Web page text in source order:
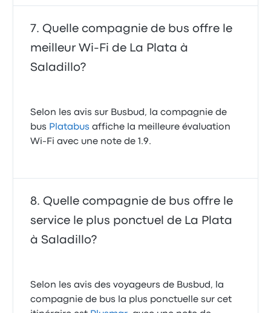
Quelle compagnie de bus offre le
meilleur Wi-Fi de La Plata à
Saladillo?
Selon les avis sur Busbud, la compagnie de
bus Platabus affiche la meilleure évaluation
Wi-Fi avec une note de 1.9.
Quelle compagnie de bus offre le
service le plus ponctuel de La Plata
à Saladillo?
Selon les avis des voyageurs de Busbud, la
compagnie de bus la plus ponctuelle sur cet